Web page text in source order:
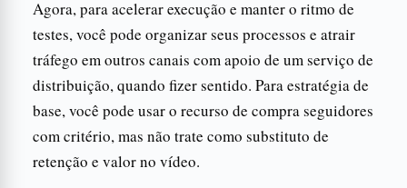
Agora, para acelerar execução e manter o ritmo de
testes, você pode organizar seus processos e atrair
tráfego em outros canais com apoio de um serviço de
distribuição, quando fizer sentido. Para estratégia de
base, você pode usar o recurso de compra seguidores
com critério, mas não trate como substituto de
retenção e valor no vídeo.